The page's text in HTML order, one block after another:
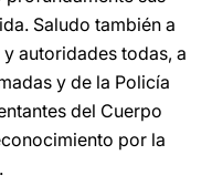
Saludo también a
autoridades todas, a
y de la Policía
del Cuerpo
por la